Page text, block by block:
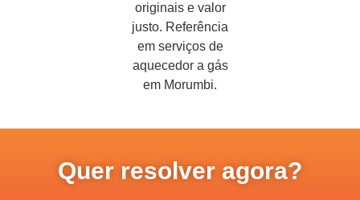
originais e valor
justo. Referência
em serviços de
aquecedor a gás
em Morumbi.
Quer resolver agora?